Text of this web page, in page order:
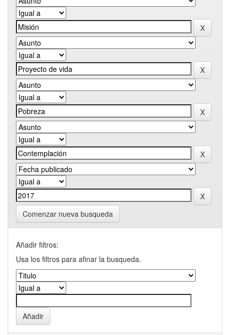
Comenzar nueva busqueda
Añadir filtros:
Usa los filtros para afinar la busqueda.